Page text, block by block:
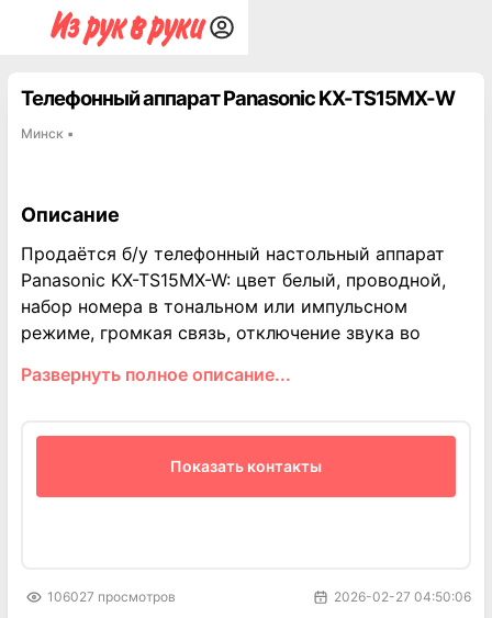
Телефонный аппарат Panasonic KX-TS15MX-W
Минск ▪
Описание
Развернуть полное описание...
Продаётся б/у телефонный настольный аппарат
Panasonic KX-TS15MX-W: цвет белый, проводной,
набор номера в тональном или импульсном
режиме, громкая связь, отключение звука во
телефонная книга на 10 номеров, выполнение
номеров в верхней и 8 номеров в нижней области
памяти), автодозвон, регулировка громкости,
адаптер крепления на стене, телефонный шнур в
автоответчик и т.д.) при помощи гнезда DATA.тел.
Показать контакты
106027 просмотров 2026-02-27 04:50:06